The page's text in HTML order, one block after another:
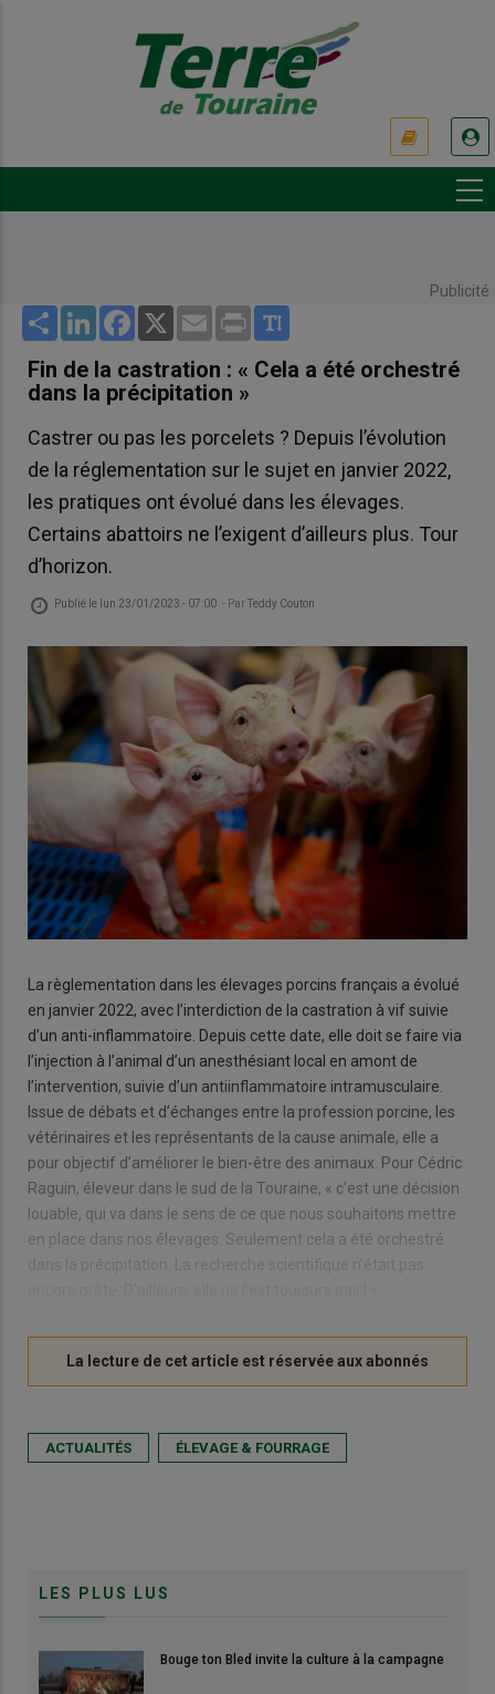
Publicité
Share LinkedInFacebook
X Email Print
Fin de la castration : « Cela a été orchestré
dans la précipitation »
Castrer ou pas les porcelets ? Depuis l’évolution
de la réglementation sur le sujet en janvier 2022,
les pratiques ont évolué dans les élevages.
Certains abattoirs ne l’exigent d’ailleurs plus. Tour
d’horizon.
Publié le lun 23/01/2023 - 07:00 - ParTeddy Couton
La règlementation dans les élevages porcins français a évolué
en janvier 2022, avec l’interdiction de la castration à vif suivie
d’un anti-inflammatoire. Depuis cette date, elle doit se faire via
l’injection à l’animal d’un anesthésiant local en amont de
l’intervention, suivie d’un antiinflammatoire intramusculaire.
Issue de débats et d’échanges entre la profession porcine, les
vétérinaires et les représentants de la cause animale, elle a
pour objectif d’améliorer le bien-être des animaux. Pour Cédric
Raguin, éleveur dans le sud de la Touraine, « c’est une décision
louable, qui va dans le sens de ce que nous souhaitons mettre
en place dans nos élevages. Seulement cela a été orchestré
dans la précipitation. La recherche scientifique n’était pas
ACTUALITÉS ÉLEVAGE & FOURRAGE
LES PLUS LUS
Bouge ton Bled invite la culture à la campagne